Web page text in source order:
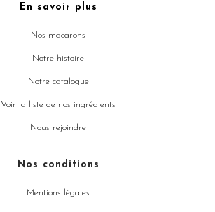
En savoir plus
Nos macarons
Notre histoire
Notre catalogue
Voir la liste de nos ingrédients
Nous rejoindre
Nos conditions
Mentions légales